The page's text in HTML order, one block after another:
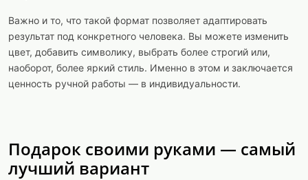
Важно и то, что такой формат позволяет адаптировать
результат под конкретного человека. Вы можете изменить
цвет, добавить символику, выбрать более строгий или,
наоборот, более яркий стиль. Именно в этом и заключается
ценность ручной работы — в индивидуальности.
Подарок своими руками — самый
лучший вариант